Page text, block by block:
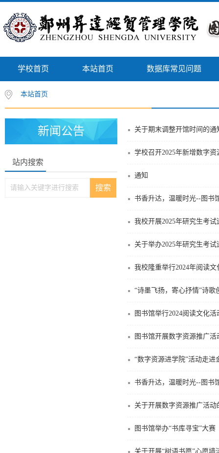
学校首页 本站首页 数据库常见问题
本站首页
新闻公告
站内搜索
关于期末调整开馆时间的通
学校召开2025年新增数字资
通知
书香升达，温暖时光--图书
我校开展2025年研究生考试
关于举办2025年研究生考
我校隆重举行2024年阅读
“诗墨飞扬，寄心抒情”诗歌
图书馆举行2024阅读文化
图书馆开展数字资源推广活
“数字资源进学院”活动走进
书香升达，温暖时光--图书
关于开展数字资源推广活动
图书馆举办“书库寻宝”大赛
关于开展“树语书愿”心愿墙